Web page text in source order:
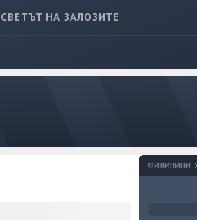
СВЕТЪТ НА ЗАЛОЗИТЕ
ФИЛИПИНИ